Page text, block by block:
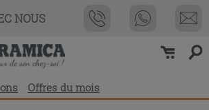
NOUS
Offres du mois